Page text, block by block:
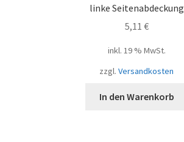
linke Seitenabdeckung
5,11 €
inkl. 19 % MwSt.
zzgl. Versandkosten
In den Warenkorb